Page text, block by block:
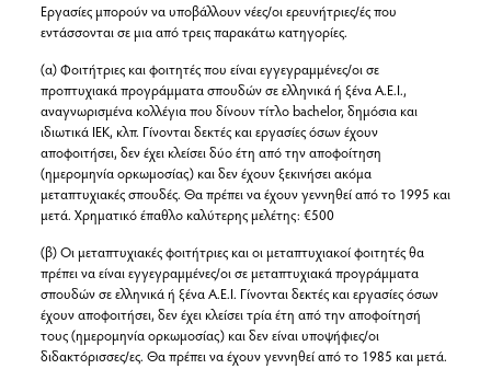
Εργασίες μπορούν να υποβάλλουν νέες/οι ερευνήτριες/ές που
εντάσσονται σε μια από τρεις παρακάτω κατηγορίες.
(α) Φοιτήτριες και φοιτητές που είναι εγγεγραμμένες/οι σε
προπτυχιακά προγράμματα σπουδών σε ελληνικά ή ξένα Α.Ε.Ι.,
αναγνωρισμένα κολλέγια που δίνουν τίτλο bachelor, δημόσια και
ιδιωτικά ΙΕΚ, κλπ. Γίνονται δεκτές και εργασίες όσων έχουν
αποφοιτήσει, δεν έχει κλείσει δύο έτη από την αποφοίτηση
(ημερομηνία ορκωμοσίας) και δεν έχουν ξεκινήσει ακόμα
μεταπτυχιακές σπουδές. Θα πρέπει να έχουν γεννηθεί από το 1995 και
μετά. Χρηματικό έπαθλο καλύτερης μελέτης: €500
(β) Οι μεταπτυχιακές φοιτήτριες και οι μεταπτυχιακοί φοιτητές θα
πρέπει να είναι εγγεγραμμένες/οι σε μεταπτυχιακά προγράμματα
σπουδών σε ελληνικά ή ξένα Α.Ε.Ι. Γίνονται δεκτές και εργασίες όσων
έχουν αποφοιτήσει, δεν έχει κλείσει τρία έτη από την αποφοίτησή
τους (ημερομηνία ορκωμοσίας) και δεν είναι υποψήφιες/οι
διδακτόρισσες/ες. Θα πρέπει να έχουν γεννηθεί από το 1985 και μετά.